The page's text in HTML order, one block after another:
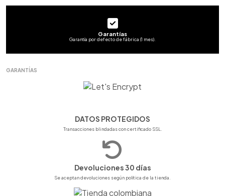
Garantías
Garantía por defecto de fábrica (1 mes).
GARANTÍAS
DATOS PROTEGIDOS
Transacciones blindadas con certificado SSL.
Devoluciones 30 días
Se aceptan devoluciones según política de la tienda.